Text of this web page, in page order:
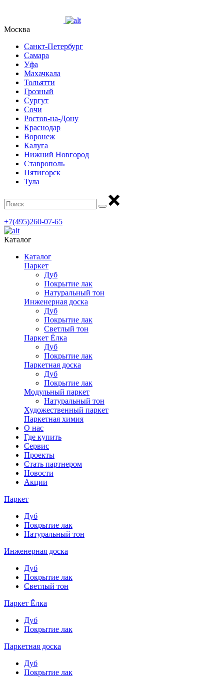
Москва
Санкт-Петербург
Самара
Уфа
Махачкала
Тольятти
Грозный
Сургут
Сочи
Ростов-на-Дону
Краснодар
Воронеж
Калуга
Нижний Новгород
Ставрополь
Пятигорск
Тула
+7(495)260-07-65
Каталог
Каталог
Паркет
Дуб
Покрытие лак
Натуральный тон
Инженерная доска
Дуб
Покрытие лак
Светлый тон
Паркет Ёлка
Дуб
Покрытие лак
Паркетная доска
Дуб
Покрытие лак
Модульный паркет
Натуральный тон
Художественный паркет
Паркетная химия
О нас
Где купить
Сервис
Проекты
Стать партнером
Новости
Акции
Паркет
Дуб
Покрытие лак
Натуральный тон
Инженерная доска
Дуб
Покрытие лак
Светлый тон
Паркет Ёлка
Дуб
Покрытие лак
Паркетная доска
Дуб
Покрытие лак